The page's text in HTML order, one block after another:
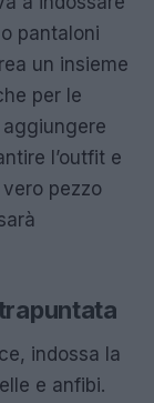
pantaloni
un insieme
per le
l’outfit e
pezzo
indossa la
e anfibi.